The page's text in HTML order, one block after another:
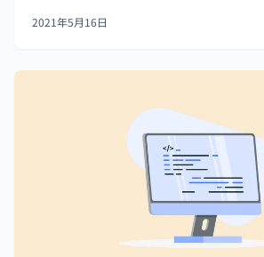
に削ぎ落としているので15分ほどで読み
2021年5月16日